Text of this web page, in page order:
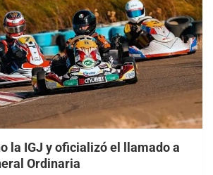
la IGJ y oficializó el llamado a
Ordinaria